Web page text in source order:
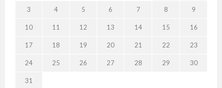
3 4 5 6 7 8 9
10 11 12 13 14 15 16
17 18 19 20 21 22 23
24 25 26 27 28 29 30
31